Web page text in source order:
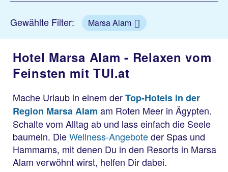
Gewählte Filter: Marsa Alam
Hotel Marsa Alam - Relaxen vom
Feinsten mit TUI.at
Mache Urlaub in einem derTop-Hotels in der
Region Marsa Alam am Roten Meer in Ägypten.
Schalte vom Alltag ab und lass einfach die Seele
baumeln. DieWellness-Angeboteder Spas und
Hammams, mit denen Du in den Resorts in Marsa
Alam verwöhnt wirst, helfen Dir dabei.